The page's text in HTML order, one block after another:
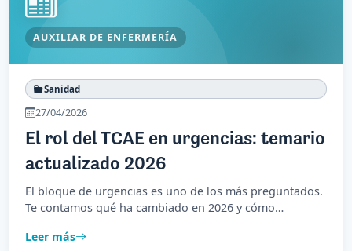
AUXILIAR DE ENFERMERÍA
Sanidad
27/04/2026
El rol del TCAE en urgencias: temario
actualizado 2026
El bloque de urgencias es uno de los más preguntados.
Te contamos qué ha cambiado en 2026 y cómo
Leer más